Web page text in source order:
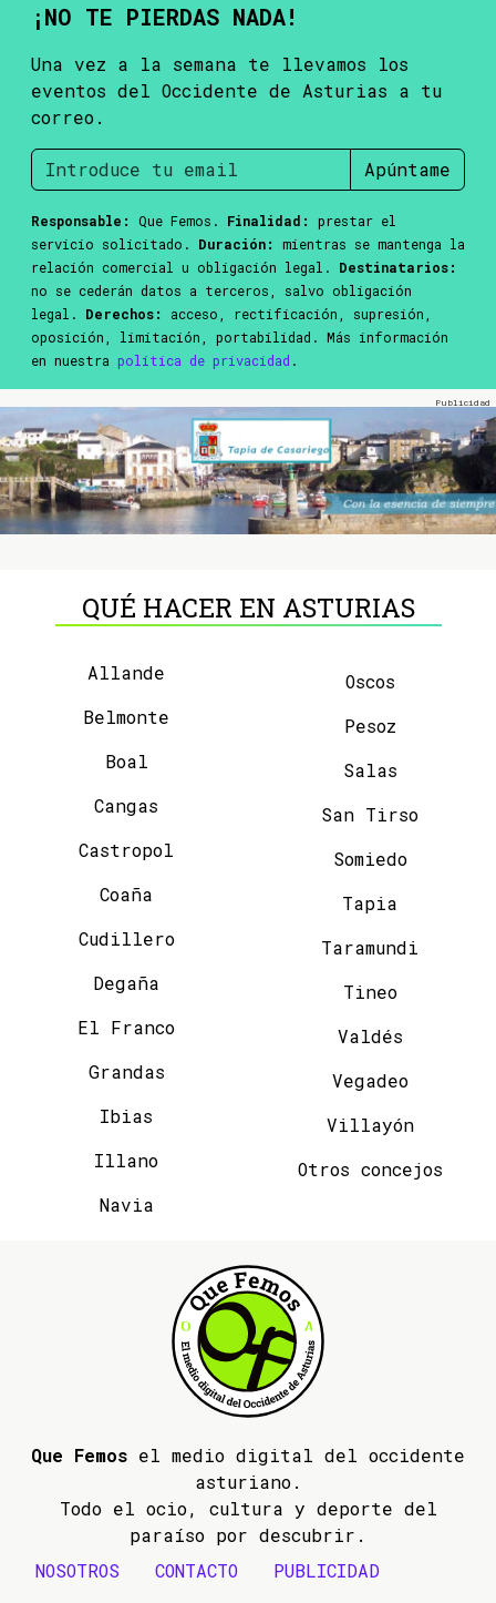
¡NO TE PIERDAS NADA!
Una vez a la semana te llevamos los
eventos del Occidente de Asturias a tu
correo.
Apúntame
Responsable: Que Femos. Finalidad:
prestar el
servicio solicitado. Duración:
mientras se mantenga la
relación comercial u obligación legal. Destinatarios:
no se cederán datos a terceros, salvo obligación
legal. Derechos:
acceso, rectificación, supresión,
oposición, limitación, portabilidad. Más información
en nuestra política de privacidad .
QUÉ HACER EN ASTURIAS
Allande
Belmonte
Boal
Cangas
Castropol
Coaña
Cudillero
Degaña
El Franco
Grandas
Ibias
Illano
Navia
Oscos
Pesoz
Salas
San Tirso
Somiedo
Tapia
Taramundi
Tineo
Valdés
Vegadeo
Villayón
Otros concejos
Que Femos el medio digital del occidente
asturiano.
Todo el ocio, cultura y deporte del
paraíso por descubrir.
NOSOTROS
CONTACTO PUBLICIDAD